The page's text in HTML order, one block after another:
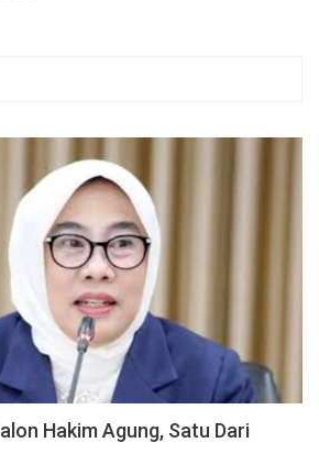
Hakim Agung, Satu Dari